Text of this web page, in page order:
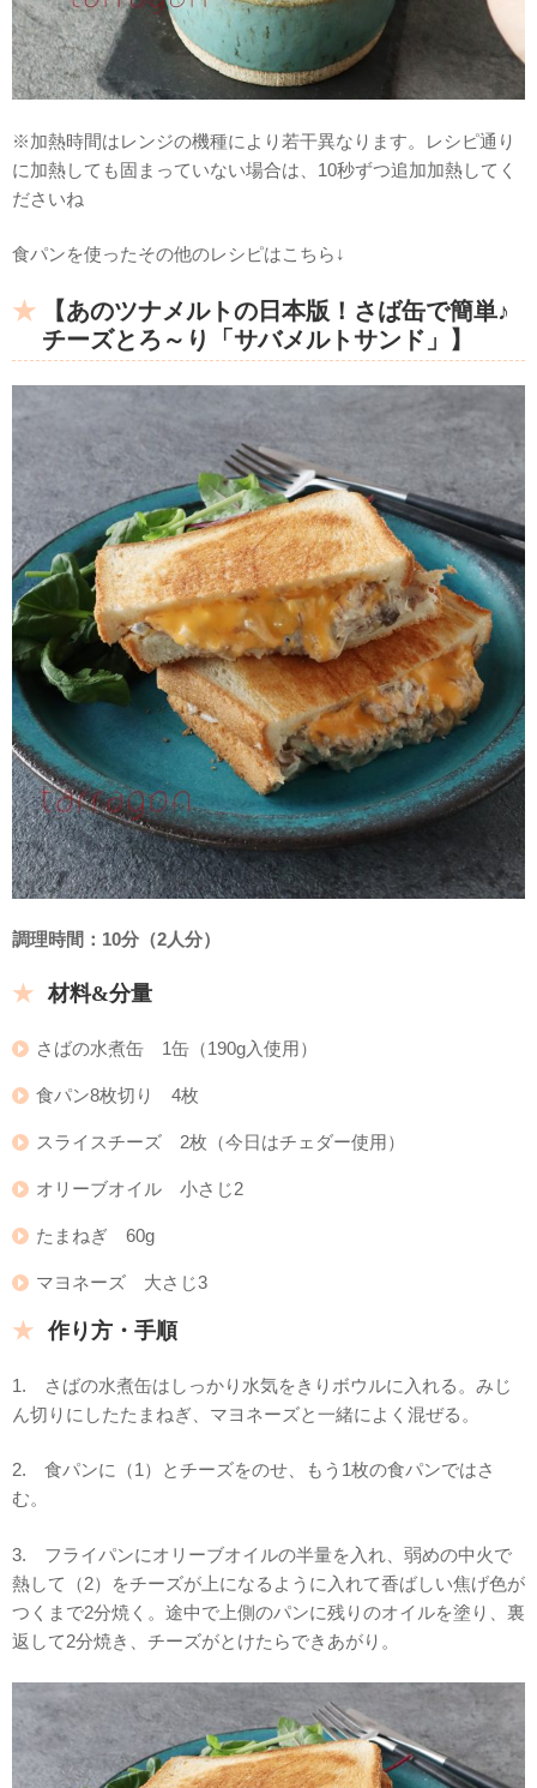
※加熱時間はレンジの機種により若干異なります。レシピ通り
に加熱しても固まっていない場合は、10秒ずつ追加加熱してく
ださいね
食パンを使ったその他のレシピはこちら↓
【あのツナメルトの日本版！さば缶で簡単♪
チーズとろ～り「サバメルトサンド」】
調理時間：10分（2人分）
材料&分量
さばの水煮缶 1缶（190g入使用）
食パン8枚切り 4枚
スライスチーズ 2枚（今日はチェダー使用）
オリーブオイル 小さじ2
たまねぎ 60g
マヨネーズ 大さじ3
作り方・手順
1. さばの水煮缶はしっかり水気をきりボウルに入れる。みじ
ん切りにしたたまねぎ、マヨネーズと一緒によく混ぜる。
2. 食パンに（1）とチーズをのせ、もう1枚の食パンではさ
む。
3. フライパンにオリーブオイルの半量を入れ、弱めの中火で
熱して（2）をチーズが上になるように入れて香ばしい焦げ色が
つくまで2分焼く。途中で上側のパンに残りのオイルを塗り、裏
返して2分焼き、チーズがとけたらできあがり。